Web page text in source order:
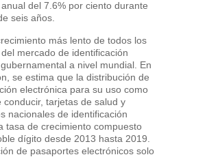
del 7.6% por ciento durante
seis años.
más lento de todos los
mercado de identificación
a nivel mundial. En
se estima que la distribución de
electrónica para su uso como
conducir, tarjetas de salud y
nacionales de identificación
tasa de crecimiento compuesto
dígito desde 2013 hasta 2019.
de pasaportes electrónicos solo